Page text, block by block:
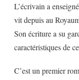
L’écrivain a
vit depuis au
Son écriture a su
caractéristiques de
C’est un premier